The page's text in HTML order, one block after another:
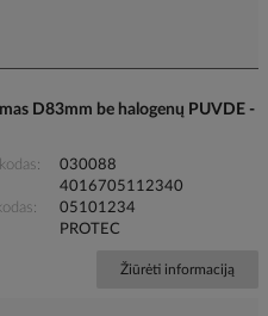
D83mm be halogenų PUVDE -
030088
4016705112340
05101234
PROTEC
Žiūrėti informaciją